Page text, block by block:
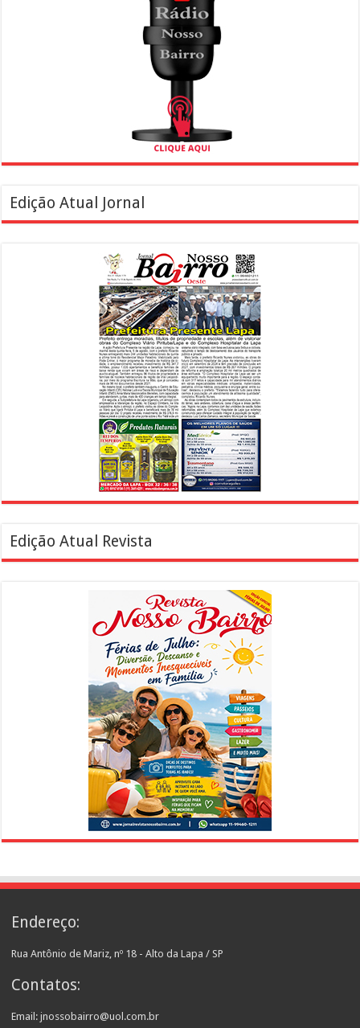
Edição Atual Jornal
Edição Atual Revista
Endereço:
Rua Antônio de Mariz, nº 18 - Alto da Lapa / SP
Contatos:
Email: jnossobairro@uol.com.br